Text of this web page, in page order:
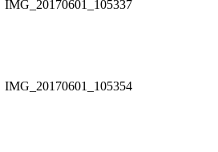
IMG_20170601_105337
IMG_20170601_105354